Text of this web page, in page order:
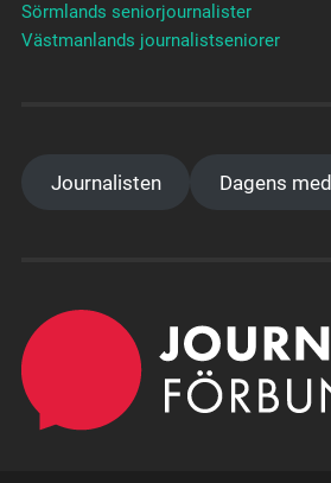
Sörmlands seniorjournalister
Västmanlands journalistseniorer
Journalisten Dagens